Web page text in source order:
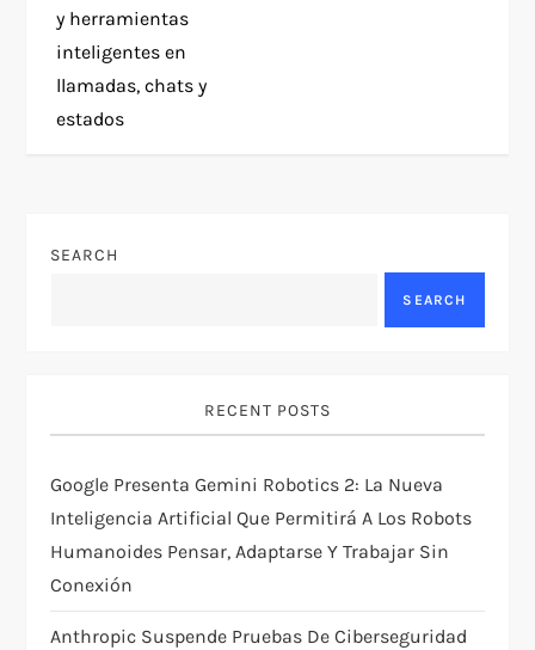
t
n
a
i
t
i
o
n
y herramientas
inteligentes en
llamadas, chats y
estados
SEARCH
SEARCH
RECENT POSTS
Google Presenta Gemini Robotics 2: La Nueva
Inteligencia Artificial Que Permitirá A Los Robots
Humanoides Pensar, Adaptarse Y Trabajar Sin
Conexión
Anthropic Suspende Pruebas De Ciberseguridad